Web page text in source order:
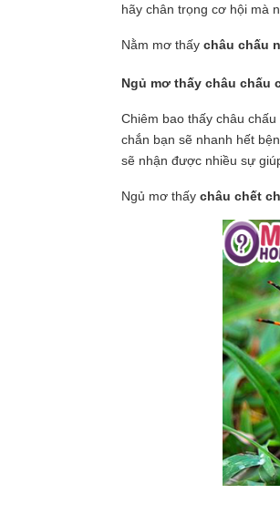
hãy chân trọng cơ hội mà
Nằm mơ thấy châu chấu
Ngủ mơ thấy châu chấu
Chiêm bao thấy châu
chắn bạn sẽ nhanh hết
sẽ nhận được nhiều sự
Ngủ mơ thấy châu chết